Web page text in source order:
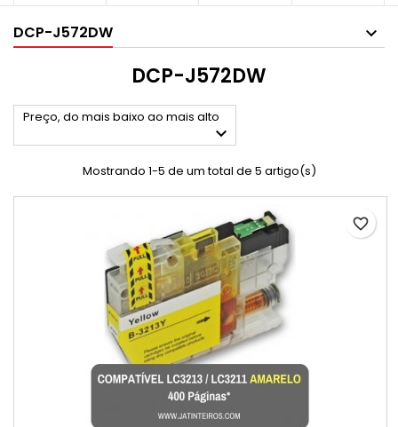
DCP-J572DW
DCP-J572DW
Preço, do mais baixo ao mais alto

Mostrando 1-5 de um total de 5 artigo(s)
favorite_border